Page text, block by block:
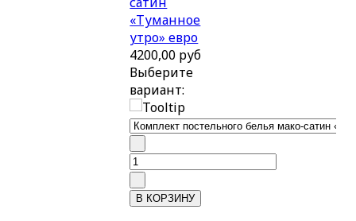
«Туманное
утро» евро
4200,00 руб
Выберите
вариант: